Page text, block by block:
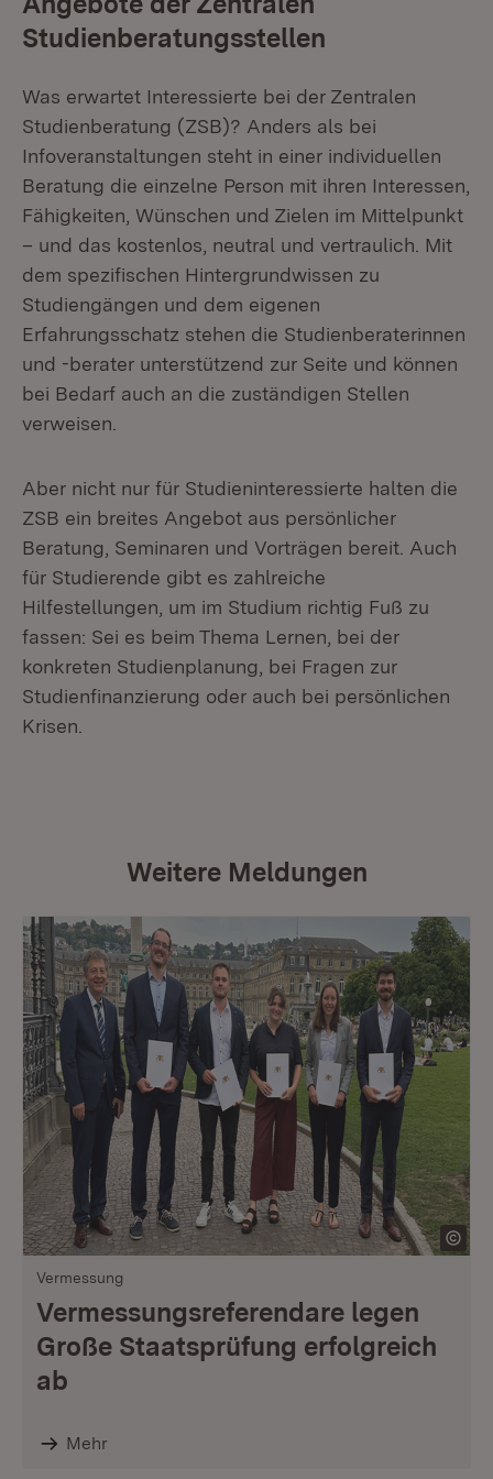
Studienberatungsstellen
Was erwartet Interessierte bei der Zentralen
Studienberatung (ZSB)? Anders als bei
Infoveranstaltungen steht in einer individuellen
Beratung die einzelne Person mit ihren Interessen,
Fähigkeiten, Wünschen und Zielen im Mittelpunkt
– und das kostenlos, neutral und vertraulich. Mit
dem spezifischen Hintergrundwissen zu
Studiengängen und dem eigenen
Erfahrungsschatz stehen die Studienberaterinnen
und -berater unterstützend zur Seite und können
bei Bedarf auch an die zuständigen Stellen
verweisen.
Aber nicht nur für Studieninteressierte halten die
ZSB ein breites Angebot aus persönlicher
Beratung, Seminaren und Vorträgen bereit. Auch
für Studierende gibt es zahlreiche
Hilfestellungen, um im Studium richtig Fuß zu
fassen: Sei es beim Thema Lernen, bei der
konkreten Studienplanung, bei Fragen zur
Studienfinanzierung oder auch bei persönlichen
Krisen.
Weitere Meldungen
Vermessung
Vermessungsreferendare legen
Große Staatsprüfung erfolgreich
ab
Mehr